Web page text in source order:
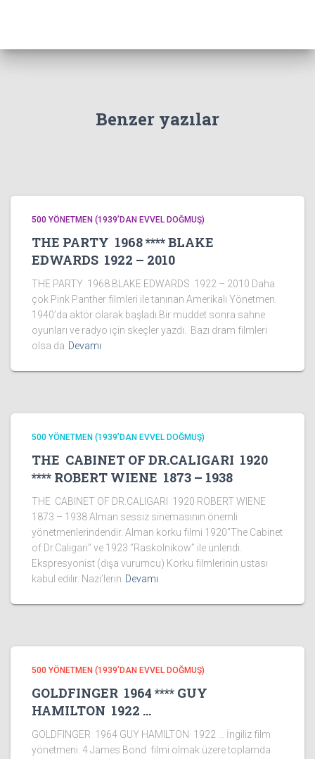
Benzer yazılar
500 YÖNETMEN (1939’DAN EVVEL DOĞMUŞ)
THE PARTY 1968 **** BLAKE
EDWARDS 1922 – 2010
THE PARTY 1968 BLAKE EDWARDS 1922 – 2010 Daha
çok Pink Panther filmleri ile tanınan Amerikalı Yönetmen.
1940’da aktör olarak başladı.Bir müddet sonra sahne
oyunları ve radyo için skeçler yazdı. Bazı dram filmleri
olsa da Devamı
500 YÖNETMEN (1939’DAN EVVEL DOĞMUŞ)
THE CABINET OF DR.CALIGARI 1920
**** ROBERT WIENE 1873 – 1938
THE CABINET OF DR.CALIGARI 1920 ROBERT WIENE
1873 – 1938 Alman sessiz sinemasının önemli
yönetmenlerindendir. Alman korku filmi 1920‘’The Cabinet
of Dr.Caligari’’ ve 1923 ‘’Raskolnikow’’ ile ünlendi.
Ekspresyonist (dışa vurumcu) Korku filmlerinin ustası
kabul edilir. Nazi’lerin Devamı
500 YÖNETMEN (1939’DAN EVVEL DOĞMUŞ)
GOLDFINGER 1964 **** GUY
HAMILTON 1922 …
GOLDFINGER 1964 GUY HAMILTON 1922 … İngiliz film
yönetmeni. 4 James Bond filmi olmak üzere toplamda